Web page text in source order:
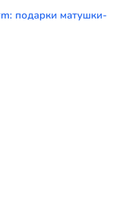
подарки матушки-